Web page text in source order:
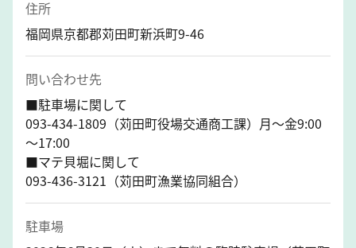
住所
福岡県京都郡苅田町新浜町9-46
問い合わせ先
■駐車場に関して
093-434-1809（苅田町役場交通商工課）月～金9:00
～17:00
■マテ貝堀に関して
093-436-3121（苅田町漁業協同組合）
駐車場